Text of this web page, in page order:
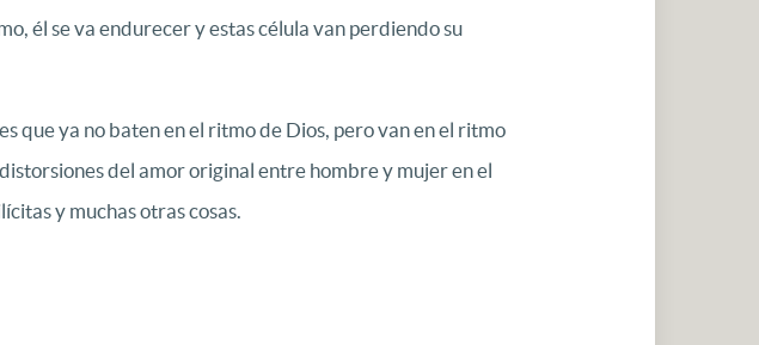
él se va endurecer y estas célula van perdiendo su
que ya no baten en el ritmo de Dios, pero van en el ritmo
del amor original entre hombre y mujer en el
y muchas otras cosas.